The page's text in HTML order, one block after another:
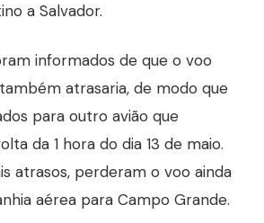
a Salvador.
informados de que o voo
atrasaria, de modo que
para outro avião que
da 1 hora do dia 13 de maio.
atrasos, perderam o voo ainda
aérea para Campo Grande.